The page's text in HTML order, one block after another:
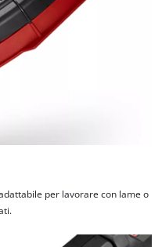
per lavorare con lame o